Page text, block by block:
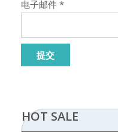
电子邮件 *
HOT SALE